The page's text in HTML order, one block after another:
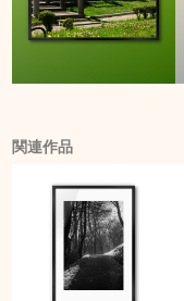
関連作品